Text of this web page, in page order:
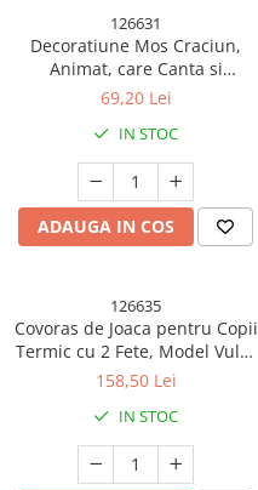
126631
Decoratiune Mos Craciun,
Animat, care Canta si
Danseaza, cu Tobe, Imbracat
Rosu
69,20 Lei
IN STOC
ADAUGA IN COS
126635
Covoras de Joaca pentru Copii
Termic cu 2 Fete, Model Vulpi
si Pista de Masini, cu Spuma,
200cm x 160cm x 0.6cm
158,50 Lei
IN STOC